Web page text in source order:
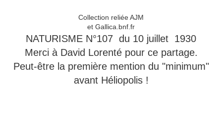
Collection reliée AJM
et Gallica.bnf.fr
NATURISME N°107 du 10 juillet 1930
Merci à David Lorenté pour ce partage.
Peut-être la première mention du "minimum"
avant Héliopolis !